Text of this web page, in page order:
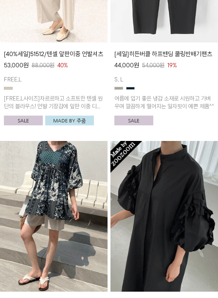
[40%세일]51512/텐셀 앞판이중 언발셔츠
53,000원 88,000원 40%
FREE,L
[FREE,L사이즈]차르르하고 소프트한 텐셀 원
단의 블라우스! 언발 기장감에 앞판 이중 디자
인으로 다양한 연출이 가능한 멋스러운 아이템
이에요~
[세일]히든버클 하프밴딩 쿨링반배기팬츠
44,000원 54,000원 19%
S, L
여름에 입기 좋은 냉감 소재로 시원하고 가벼
우며 깔끔하게 떨어지는 일자핏이 예쁜 제품^^